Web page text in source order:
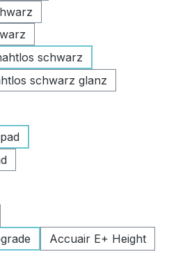
schwarz
schwarz glanz
Accuair E+ Height